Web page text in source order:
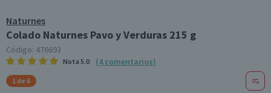
Naturnes
Colado Naturnes Pavo y Verduras 215 g
Código: 476693
Nota 5.0 (4 comentarios)
1 de 6